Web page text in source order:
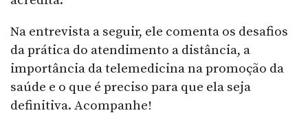
Na entrevista a seguir, ele comenta os desafios
da prática do atendimento a distância, a
importância da telemedicina na promoção da
saúde e o que é preciso para que ela seja
definitiva. Acompanhe!